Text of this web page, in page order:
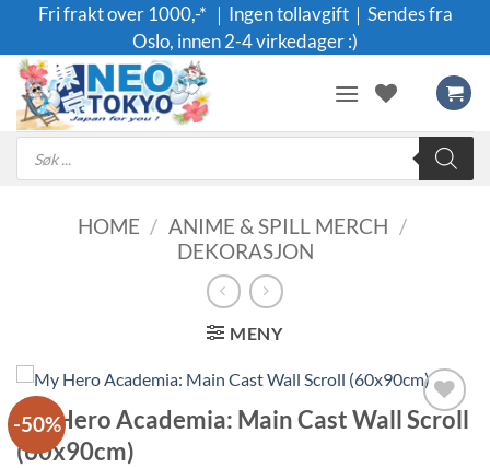
content
Fri frakt over 1000,-* ｜Ingen tollavgift｜Sendes fra
Oslo, innen 2-4 virkedager :)
Products
search
HOME / ANIME & SPILL MERCH /
DEKORASJON
MENY
-50%
Legg til i
My Hero Academia: Main Cast Wall Scroll
(60x90cm)